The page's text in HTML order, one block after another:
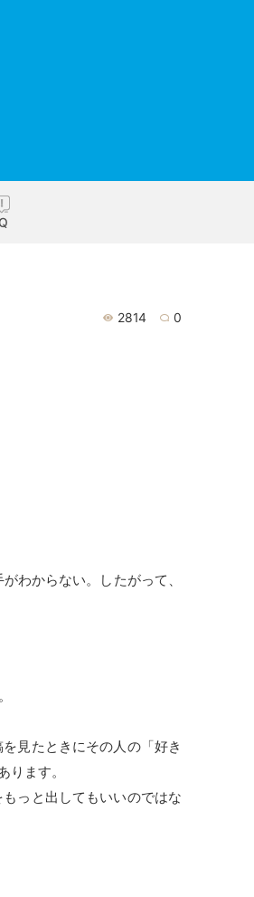
2814 0
わからない。したがって、
見たときにその人の「好き
ます。
っと出してもいいのではな